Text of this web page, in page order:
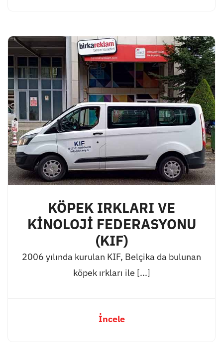
KÖPEK IRKLARI VE
KİNOLOJİ FEDERASYONU
(KIF)
2006 yılında kurulan KIF, Belçika da bulunan
köpek ırkları ile [...]
İncele